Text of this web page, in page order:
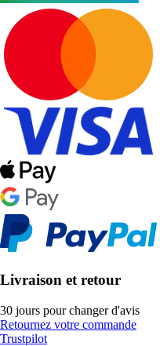
Livraison et retour
30 jours pour changer d'avis
Retournez votre commande
Trustpilot